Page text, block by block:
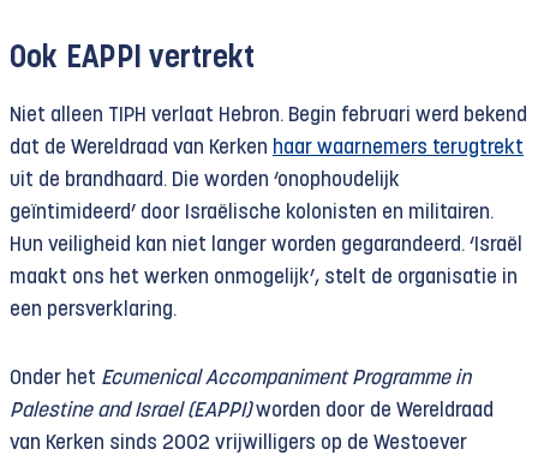
Ook EAPPI vertrekt
Niet alleen TIPH verlaat Hebron. Begin februari werd bekend
dat de Wereldraad van Kerken haar waarnemers terugtrekt
uit de brandhaard. Die worden ‘onophoudelijk
geïntimideerd’ door Israëlische kolonisten en militairen.
Hun veiligheid kan niet langer worden gegarandeerd. ‘Israël
maakt ons het werken onmogelijk’, stelt de organisatie in
een persverklaring.
Onder het Ecumenical Accompaniment Programme in
Palestine and Israel (EAPPI)worden door de Wereldraad
van Kerken sinds 2002 vrijwilligers op de Westoever